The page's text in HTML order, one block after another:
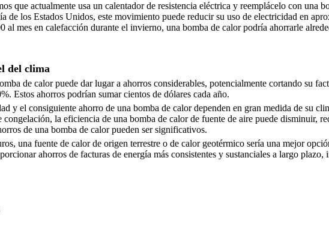
que actualmente usa un calentador de resistencia eléctrica y reemplácelo con una
de los Estados Unidos, este movimiento puede reducir su uso de electricidad en
al mes en calefacción durante el invierno, una bomba de calor podría ahorrarle
del clima
de calor puede dar lugar a ahorros considerables, potencialmente cortando su
Estos ahorros podrían sumar cientos de dólares cada año.
y el consiguiente ahorro de una bomba de calor dependen en gran medida de su
congelación, la eficiencia de una bomba de calor de fuente de aire puede disminuir,
de una bomba de calor pueden ser significativos.
una fuente de calor de origen terrestre o de calor geotérmico sería una mejor
ahorros de facturas de energía más consistentes y sustanciales a largo plazo,